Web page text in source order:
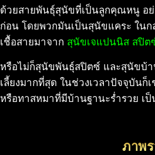
ด้วยสายพันธุ์สุนัขที่เป็นลูกคุณหนู อย่
ก่อน โดยพวกมันเป็นสุนัขแคระ ใน
เชื้อสายมาจาก สุนัขเจแปนนิส สปิต
หรือไม่ก็สุนัขพันธุ์สปิตซ์ และสุนัขบ้
เลี้ยงมากที่สุด ในช่วงเวลาปัจจุบัน
หรือทาสหมาที่มีบ้านฐานะร่ำรวย เ
ภาพ